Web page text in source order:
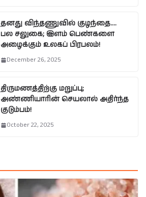
தனது விந்தணுவில் குழந்தை….
பல சலுகை; இளம் பெண்களை
அழைக்கும் உலகப் பிரபலம்!
December 26, 2025
திருமணத்திற்கு மறுப்பு;
அண்ணியாரின் செயலால் அதிர்ந்த
குடும்பம்!
October 22, 2025